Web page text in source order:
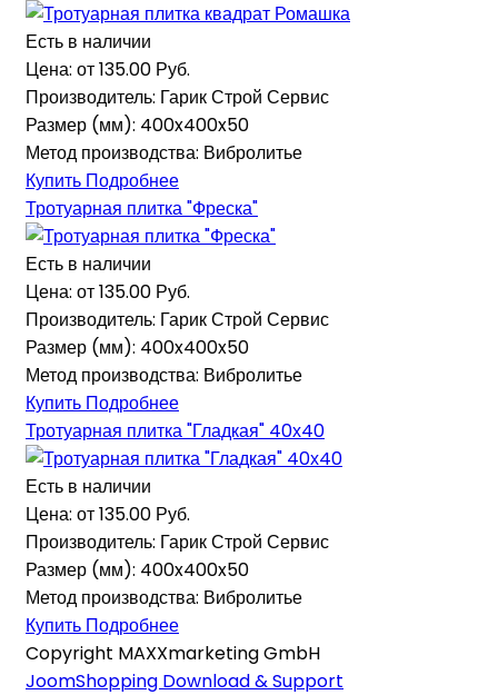
Есть в наличии
Цена: от135.00 Руб.
Производитель: Гарик Строй Сервис
Размер (мм): 400x400x50
Метод производства: Вибролитье
Купить Подробнее
Тротуарная плитка "Фреска"
Есть в наличии
Цена: от135.00 Руб.
Производитель: Гарик Строй Сервис
Размер (мм): 400x400x50
Метод производства: Вибролитье
Купить Подробнее
Тротуарная плитка "Гладкая" 40х40
Есть в наличии
Цена: от135.00 Руб.
Производитель: Гарик Строй Сервис
Размер (мм): 400x400x50
Метод производства: Вибролитье
Купить Подробнее
Copyright MAXXmarketing GmbH
JoomShopping Download & Support